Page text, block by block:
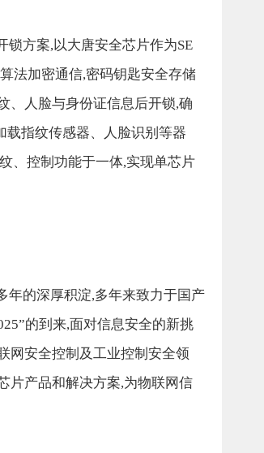
方案,以大唐安全芯片作为SE
法加密通信,密码钥匙安全存储
、人脸与身份证信息后开锁,确
载指纹传感器、人脸识别等器
、控制功能于一体,实现单芯片
年的深厚积淀,多年来致力于国产
的到来,面对信息安全的新挑
网安全控制及工业控制安全领
片产品和解决方案,为物联网信